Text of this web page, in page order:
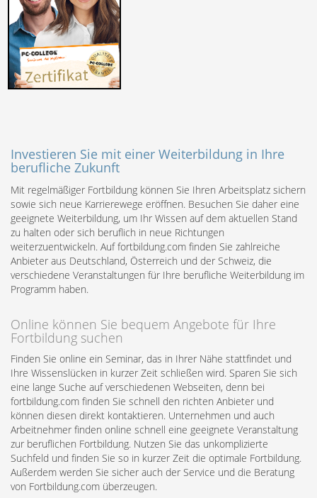
Investieren Sie mit einer Weiterbildung in Ihre
berufliche Zukunft
Mit regelmäßiger Fortbildung können Sie Ihren Arbeitsplatz sichern
sowie sich neue Karrierewege eröffnen. Besuchen Sie daher eine
geeignete Weiterbildung, um Ihr Wissen auf dem aktuellen Stand
zu halten oder sich beruflich in neue Richtungen
weiterzuentwickeln. Auf fortbildung.com finden Sie zahlreiche
Anbieter aus Deutschland, Österreich und der Schweiz, die
verschiedene Veranstaltungen für Ihre berufliche Weiterbildung im
Programm haben.
Online können Sie bequem Angebote für Ihre
Fortbildung suchen
Finden Sie online ein Seminar, das in Ihrer Nähe stattfindet und
Ihre Wissenslücken in kurzer Zeit schließen wird. Sparen Sie sich
eine lange Suche auf verschiedenen Webseiten, denn bei
fortbildung.com finden Sie schnell den richten Anbieter und
können diesen direkt kontaktieren. Unternehmen und auch
Arbeitnehmer finden online schnell eine geeignete Veranstaltung
zur beruflichen Fortbildung. Nutzen Sie das unkomplizierte
Suchfeld und finden Sie so in kurzer Zeit die optimale Fortbildung.
Außerdem werden Sie sicher auch der Service und die Beratung
von Fortbildung.com überzeugen.